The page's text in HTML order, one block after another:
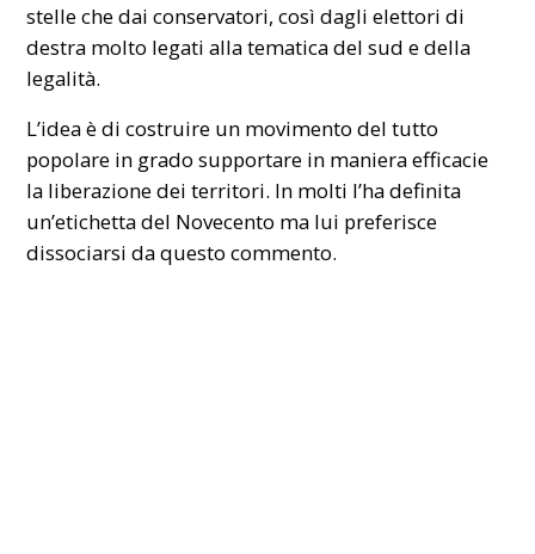
stelle che dai conservatori, così dagli elettori di
destra molto legati alla tematica del sud e della
legalità.
L’idea è di costruire un movimento del tutto
popolare in grado supportare in maniera efficacie
la liberazione dei territori. In molti l’ha definita
un’etichetta del Novecento ma lui preferisce
dissociarsi da questo commento.